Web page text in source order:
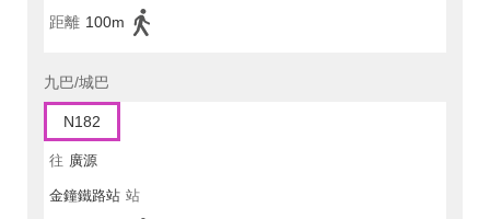
距離 100m
九巴/城巴
N182
往 廣源
金鐘鐵路站 站